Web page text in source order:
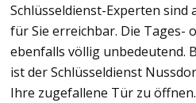
Schlüsseldienst-Experten sind
für Sie erreichbar. Die Tages-
ebenfalls völlig unbedeutend.
ist der Schlüsseldienst
Ihre zugefallene Tür zu